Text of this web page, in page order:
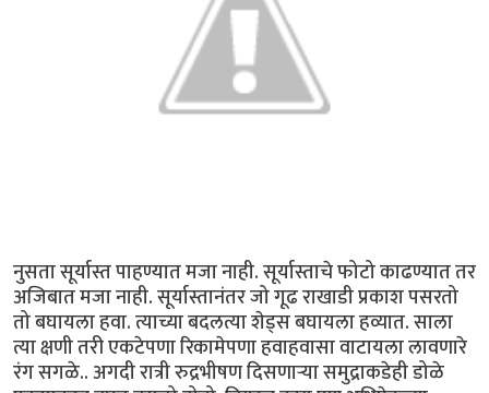
नुसता सूर्यास्त पाहण्यात मजा नाही. सूर्यास्ताचे फोटो काढण्यात तर
अजिबात मजा नाही. सूर्यास्तानंतर जो गूढ राखाडी प्रकाश पसरतो
तो बघायला हवा. त्याच्या बदलत्या शेड्स बघायला हव्यात. साला
त्या क्षणी तरी एकटेपणा रिकामेपणा हवाहवासा वाटायला लावणारे
रंग सगळे.. अगदी रात्री रुद्रभीषण दिसणार्‍या समुद्राकडेही डोळे